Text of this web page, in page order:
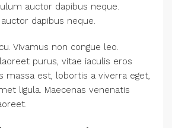
auctor dapibus neque.
dapibus neque.
Vivamus non congue leo.
purus, vitae iaculis eros
massa est, lobortis a viverra eget,
ligula. Maecenas venenatis